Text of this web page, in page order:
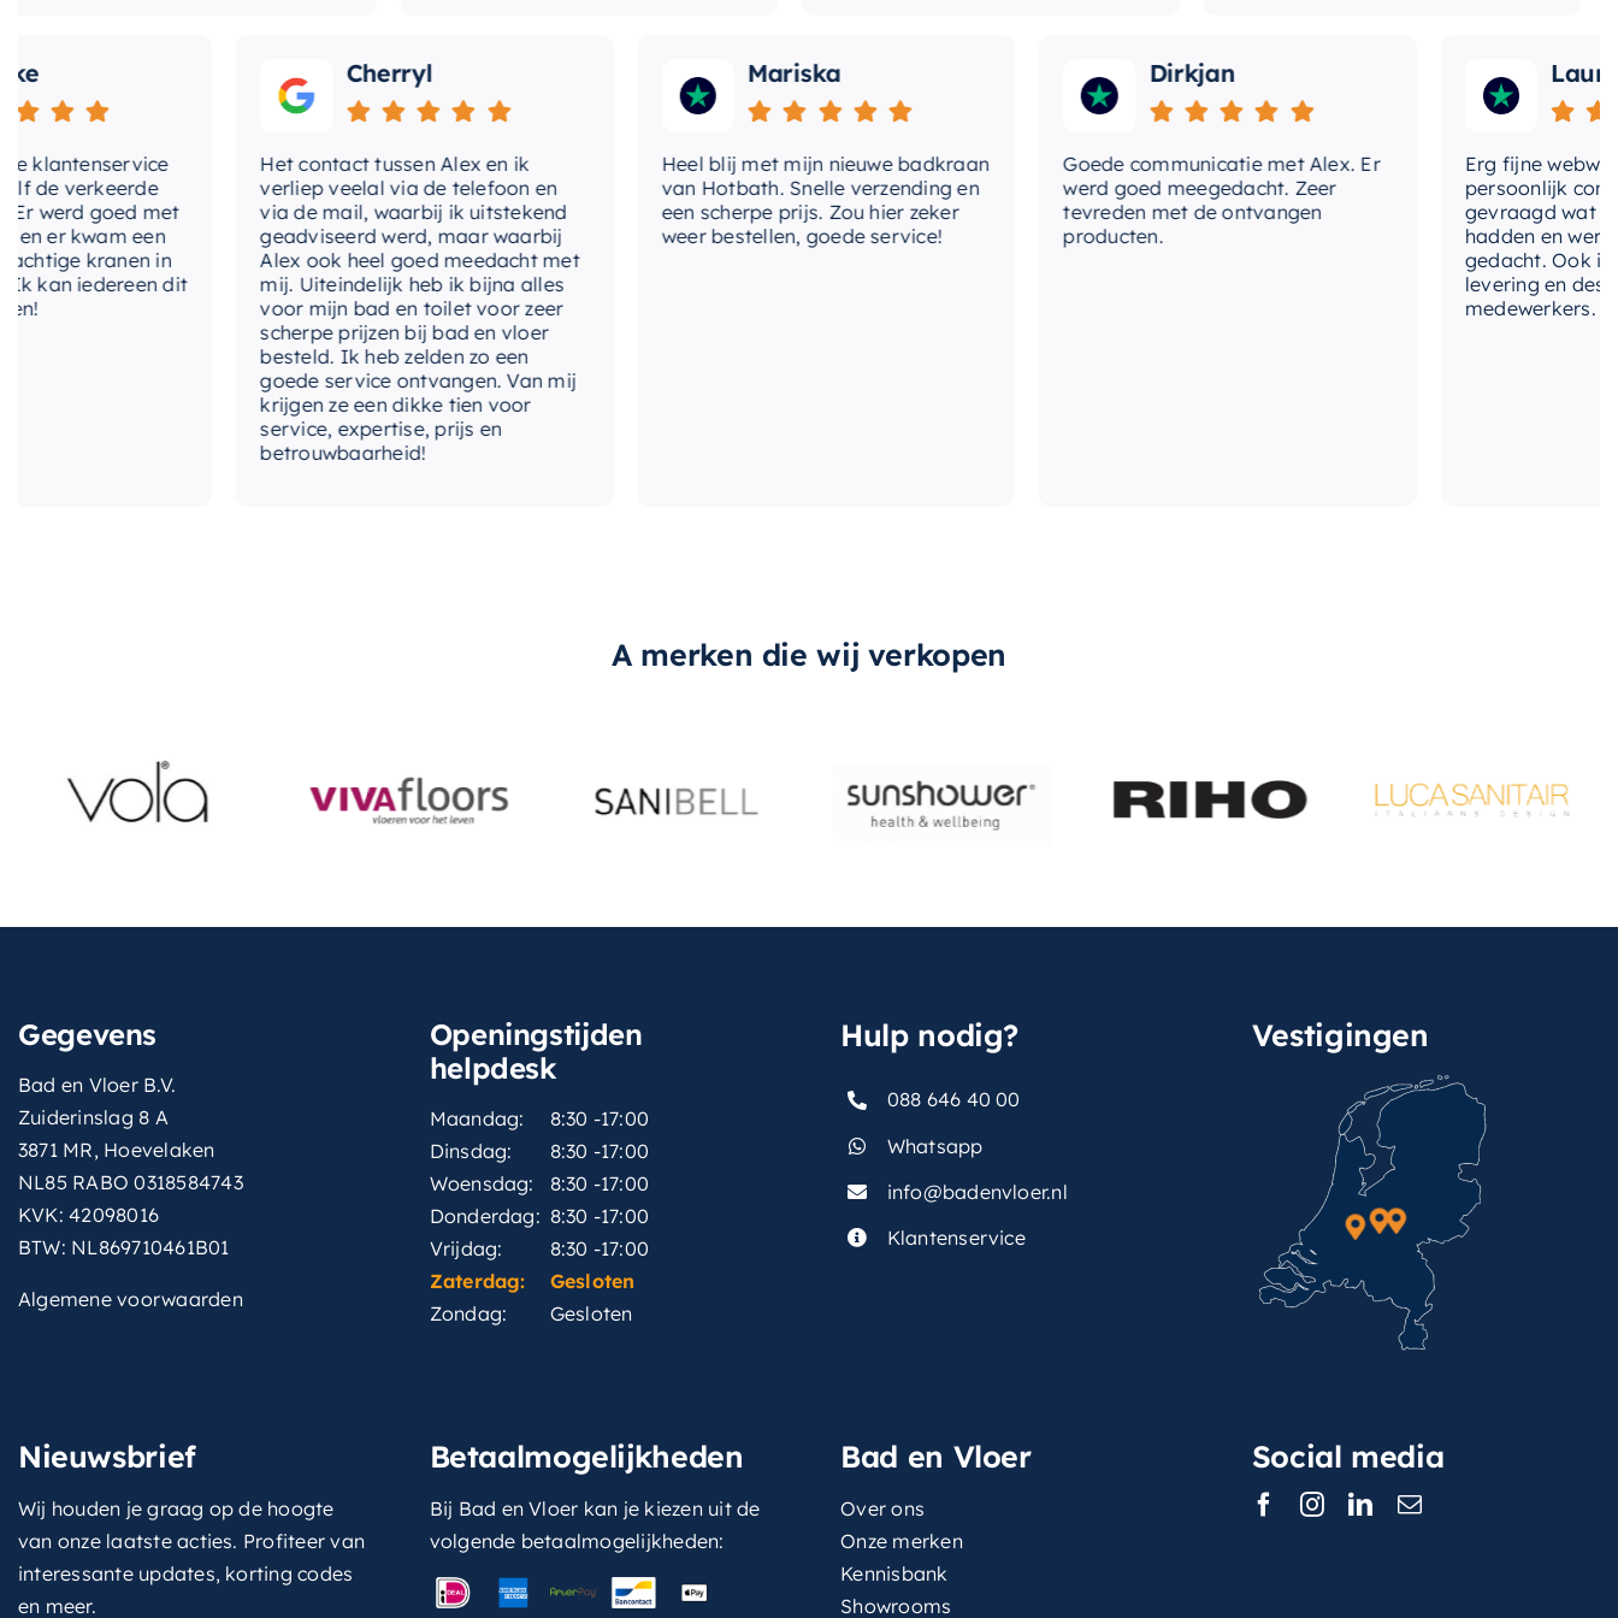
verkeerde
goed met
kwam een
kranen in
iedereen dit
Cherryl
Het contact tussen Alex en ik
verliep veelal via de telefoon en
via de mail, waarbij ik uitstekend
geadviseerd werd, maar waarbij
Alex ook heel goed meedacht met
mij. Uiteindelijk heb ik bijna alles
voor mijn bad en toilet voor zeer
scherpe prijzen bij bad en vloer
besteld. Ik heb zelden zo een
goede service ontvangen. Van mij
krijgen ze een dikke tien voor
service, expertise, prijs en
betrouwbaarheid!
Mariska
Heel blij met mijn nieuwe badkraan
van Hotbath. Snelle verzending en
een scherpe prijs. Zou hier zeker
weer bestellen, goede service!
Dirkjan
Goede communicatie met Alex. Er
werd goed meegedacht. Zeer
tevreden met de ontvangen
producten.
Laura
Erg fijne webwinkel,
persoonlijk contact
gevraagd wat we
hadden en werd
gedacht. Ook in de
levering en
medewerkers. Wij
A merken die wij verkopen
Gegevens
Bad en Vloer B.V.
Zuiderinslag 8 A
3871 MR, Hoevelaken
NL85 RABO 0318584743
KVK: 42098016
BTW: NL869710461B01
Algemene voorwaarden
Openingstijden
helpdesk
Maandag:
8:30 -17:00
Dinsdag:
8:30 -17:00
Woensdag:
8:30 -17:00
Donderdag: 8:30 -17:00
Vrijdag:
8:30 -17:00
Zaterdag:
Gesloten
Zondag:
Gesloten
Hulp nodig?
088 646 40 00
Whatsapp
info@badenvloer.nl
Klantenservice
Vestigingen
Nieuwsbrief
Wij houden je graag op de hoogte
van onze laatste acties. Profiteer van
interessante updates, korting codes
en meer.
Betaalmogelijkheden
Bij Bad en Vloer kan je kiezen uit de
volgende betaalmogelijkheden:
Bad en Vloer
Over ons
Onze merken
Kennisbank
Showrooms
Social media